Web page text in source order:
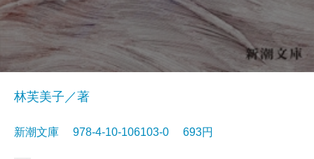
林芙美子／著
新潮文庫 978-4-10-106103-0 693円